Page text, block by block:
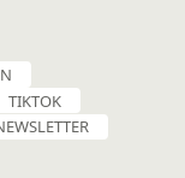
TIKTOK